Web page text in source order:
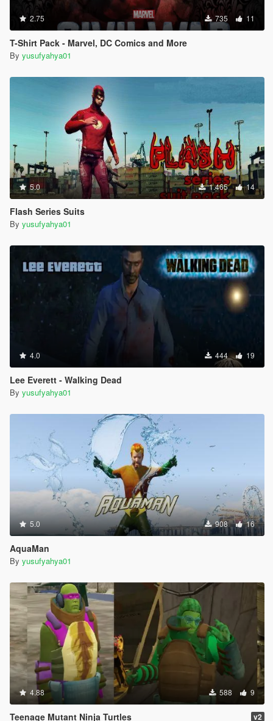
2.75 735 11
T-Shirt Pack - Marvel, DC Comics and More
By yusufyahya01
5.0 1.465 14
Flash Series Suits
By yusufyahya01
4.0 444 19
Lee Everett - Walking Dead
By yusufyahya01
5.0 908 16
AquaMan
By yusufyahya01
4.88 588 9
Teenage Mutant Ninja Turtles v2